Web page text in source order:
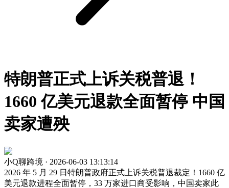
特朗普正式上诉关税普退！
1660 亿美元退款全面暂停 中国
卖家遭殃
小Q聊跨境 · 2026-06-03 13:13:14
2026 年 5 月 29 日特朗普政府正式上诉关税普退裁定！1660 亿
美元退款进程全面暂停，33 万家进口商受影响，中国卖家此